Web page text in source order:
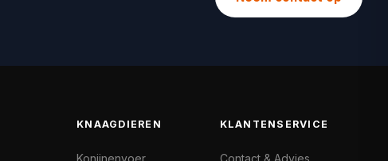
KNAAGDIEREN
Konijnenvoer
KLANTENSERVICE
Contact & Advies